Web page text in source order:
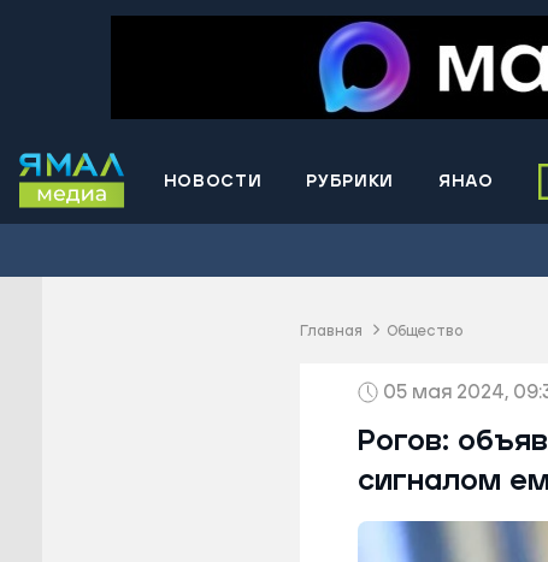
НОВОСТИ РУБРИКИ ЯНАО
район
Новый
Главная Общество
05 мая 2024,
Рогов:
сигналом